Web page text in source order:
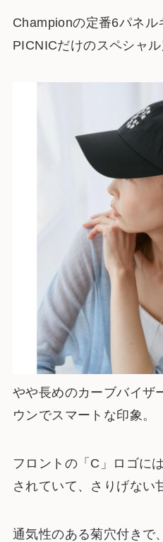
Championの定番6パネル
PICNICだけのスペシャル
やや長めのカーブバイザ
ウンでスマートな印象。
フロントの「C」ロゴに
されていて、さりげない
通気性のある菊穴付きで